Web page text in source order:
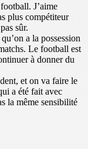
J’aime
plus compétiteur
sûr.
a la possession
Le football est
à donner du
et on va faire le
a été fait avec
la même sensibilité